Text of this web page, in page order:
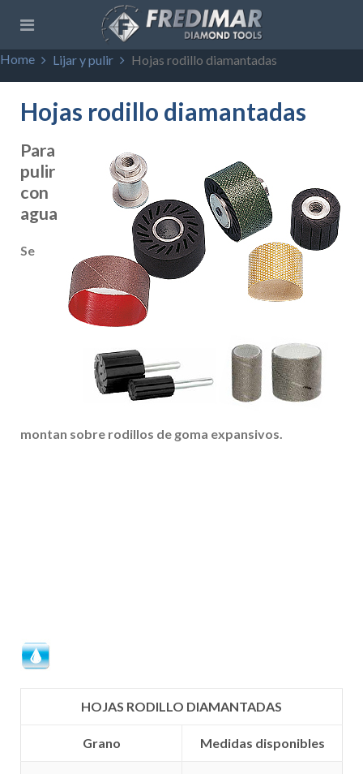
Home Lijar y pulir Hojas rodillo diamantadas
Hojas rodillo diamantadas
Para
pulir
con
agua
Se
montan sobre rodillos de goma expansivos.
HOJAS RODILLO DIAMANTADAS
Grano Medidas disponibles